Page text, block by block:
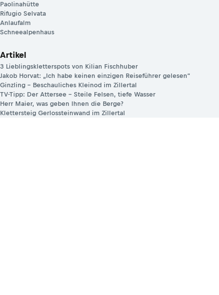
Paolinahütte
Rifugio Selvata
Anlaufalm
Schneealpenhaus
Artikel
3 Lieblingskletterspots von Kilian Fischhuber
Jakob Horvat: „Ich habe keinen einzigen Reiseführer gelesen“
Ginzling – Beschauliches Kleinod im Zillertal
TV-Tipp: Der Attersee – Steile Felsen, tiefe Wasser
Herr Maier, was geben Ihnen die Berge?
Klettersteig Gerlossteinwand im Zillertal